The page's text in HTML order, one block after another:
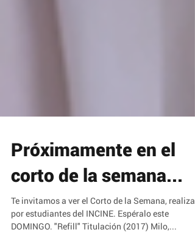
Próximamente en el
corto de la semana...
Te invitamos a ver el Corto de la Semana,
por estudiantes del INCINE. Espéralo este